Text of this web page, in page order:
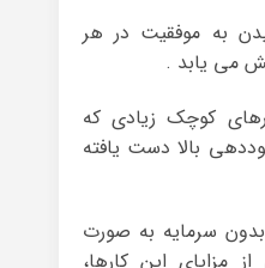
به موفقیت در هر
می یابد .
کوچک زیادی که
بالا دست یافته
سرمایه به صورت
مزایای این کارها،